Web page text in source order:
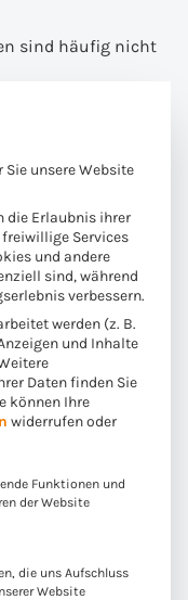
sind häufig nicht
eine sprachliche
komplexen
darstellt.
verzichten oder
allgemein
erfordern
Testing mit
um die
Dies kann
ist neben dem
um
UA-
unsere Website
die Erlaubnis ihrer
Services
und andere
sind, während
verbessern.
werden (z. B.
und Inhalte
Daten finden Sie
können Ihre
widerrufen oder
für die eine
Funktionen und
der Website
die uns Aufschluss
Website